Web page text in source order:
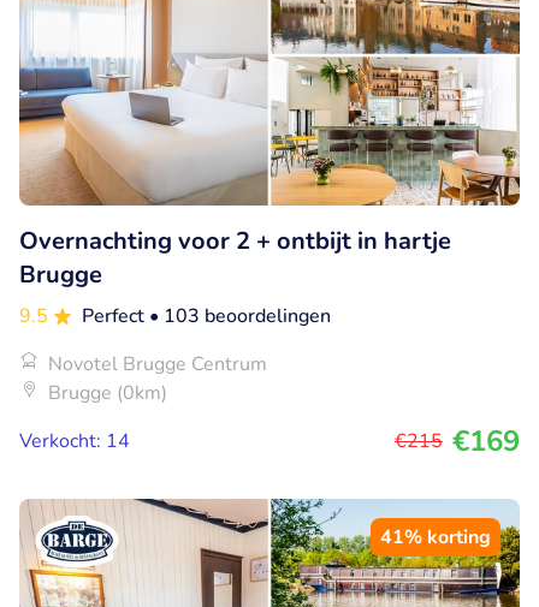
Overnachting voor 2 + ontbijt in hartje
Brugge
9.5 Perfect • 103 beoordelingen
Novotel Brugge Centrum
Brugge (0km)
Verkocht: 14
€215 €169
41% korting